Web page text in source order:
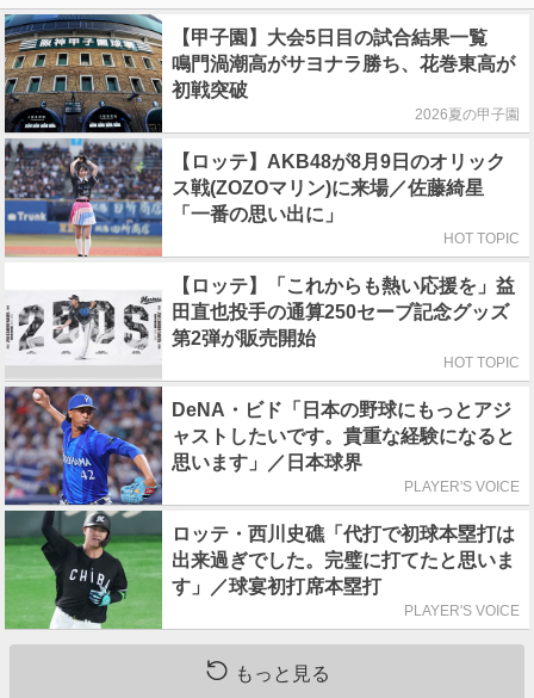
【甲子園】大会5日目の試合結果一覧
鳴門渦潮高がサヨナラ勝ち、花巻東高が
初戦突破
2026夏の甲子園
【ロッテ】AKB48が8月9日のオリック
ス戦(ZOZOマリン)に来場／佐藤綺星
「一番の思い出に」
HOT TOPIC
【ロッテ】「これからも熱い応援を」益
田直也投手の通算250セーブ記念グッズ
第2弾が販売開始
HOT TOPIC
DeNA・ビド「日本の野球にもっとアジ
ャストしたいです。貴重な経験になると
思います」／日本球界
PLAYER'S VOICE
ロッテ・西川史礁「代打で初球本塁打は
出来過ぎでした。完璧に打てたと思いま
す」／球宴初打席本塁打
PLAYER'S VOICE
もっと見る